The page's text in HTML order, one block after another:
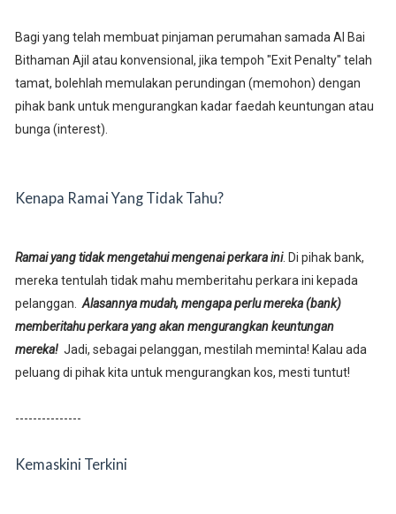
Bagi yang telah membuat pinjaman perumahan samada Al Bai
Bithaman Ajil atau konvensional, jika tempoh "Exit Penalty" telah
tamat, bolehlah memulakan perundingan (memohon) dengan
pihak bank untuk mengurangkan kadar faedah keuntungan atau
bunga (interest).
Kenapa Ramai Yang Tidak Tahu?
Ramai yang tidak mengetahui mengenai perkara ini. Di pihak bank,
mereka tentulah tidak mahu memberitahu perkara ini kepada
pelanggan. Alasannya mudah, mengapa perlu mereka (bank)
memberitahu perkara yang akan mengurangkan keuntungan
mereka!Jadi, sebagai pelanggan, mestilah meminta! Kalau ada
peluang di pihak kita untuk mengurangkan kos, mesti tuntut!
---------------
Kemaskini Terkini